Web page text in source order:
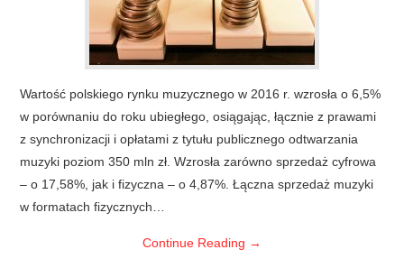
Wartość polskiego rynku muzycznego w 2016 r. wzrosła o 6,5%
w porównaniu do roku ubiegłego, osiągając, łącznie z prawami
z synchronizacji i opłatami z tytułu publicznego odtwarzania
muzyki poziom 350 mln zł. Wzrosła zarówno sprzedaż cyfrowa
– o 17,58%, jak i fizyczna – o 4,87%. Łączna sprzedaż muzyki
w formatach fizycznych…
Continue Reading →